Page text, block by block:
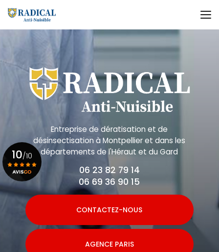
au
contenu
principal
Entreprise de dératisation et de
désinsectisationà Montpellier et dans les
départements de l'Héraut et du Gard
06 23 82 79 14
06 69 36 90 15
CONTACTEZ-NOUS
AGENCE PARIS
10/10
Voir le certificat